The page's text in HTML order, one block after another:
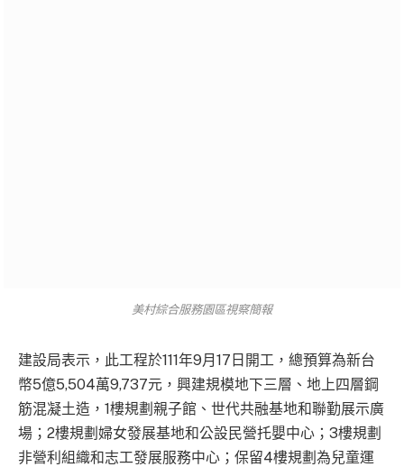
美村綜合服務園區視察簡報
建設局表示，此工程於111年9月17日開工，總預算為新台
幣5億5,504萬9,737元，興建規模地下三層、地上四層鋼
筋混凝土造，1樓規劃親子館、世代共融基地和聯勤展示廣
場；2樓規劃婦女發展基地和公設民營托嬰中心；3樓規劃
非營利組織和志工發展服務中心；保留4樓規劃為兒童運